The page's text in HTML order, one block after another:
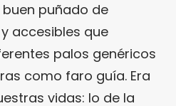
puñado de
accesibles que
palos genéricos
como faro guía. Era
vidas: lo de la